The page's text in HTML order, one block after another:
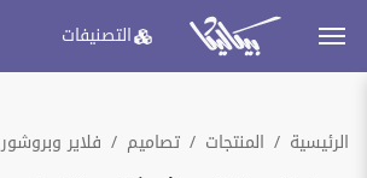
التصنيفات
الرئيسية المنتجات تصاميم فلاير وبروشور